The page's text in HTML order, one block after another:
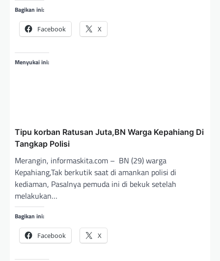
Bagikan ini:
Facebook X
Menyukai ini:
Tipu korban Ratusan Juta,BN Warga Kepahiang Di
Tangkap Polisi
Merangin, informaskita.com – BN (29) warga
Kepahiang,Tak berkutik saat di amankan polisi di
kediaman, Pasalnya pemuda ini di bekuk setelah
melakukan…
Bagikan ini:
Facebook X